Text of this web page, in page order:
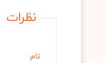
نظرات
نام